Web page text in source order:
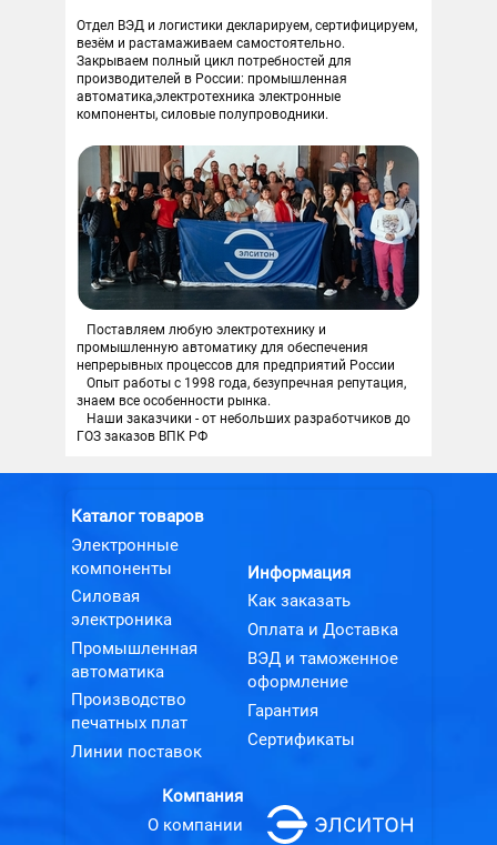
Отдел ВЭД и логистики декларируем, сертифицируем,
везём и растамаживаем самостоятельно.
Закрываем полный цикл потребностей для
производителей в России: промышленная
автоматика,электротехника электронные
компоненты, силовые полупроводники.
Поставляем любую электротехнику и
промышленную автоматику для обеспечения
непрерывных процессов для предприятий России
Опыт работы с 1998 года, безупречная репутация,
знаем все особенности рынка.
Наши заказчики - от небольших разработчиков до
ГОЗ заказов ВПК РФ
Каталог товаров
Электронные
компоненты
Силовая
электроника
Промышленная
автоматика
Производство
печатных плат
Линии поставок
Информация
Как заказать
Оплата и Доставка
ВЭД и таможенное
оформление
Гарантия
Сертификаты
Компания
О компании